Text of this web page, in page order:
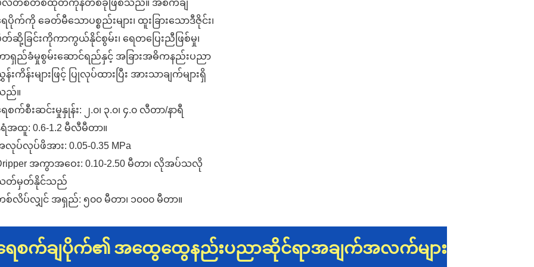
လတ်စတစ်ထုတ်ကုန်တစ်ခုဖြစ်သည်။ အစက်ချ
ပိုက်ကို ခေတ်မီသောပစ္စည်းများ၊ ထူးခြားသောဒီဇိုင်း၊
တ်ဆို့ခြင်းကိုကာကွယ်နိုင်စွမ်း၊ ရေတပြေးညီဖြစ်မှု၊
ာရှည်ခံမှုစွမ်းဆောင်ရည်နှင့် အခြားအဓိကနည်းပညာ
းကိန်းများဖြင့် ပြုလုပ်ထားပြီး အားသာချက်များရှိ
ည်။
စက်စီးဆင်းမှုနှုန်း: ၂.၀၊ ၃.၀၊ ၄.၀ လီတာ/နာရီ
ရံအထူ: 0.6-1.2 မီလီမီတာ။
လုပ်လုပ်ဖိအား: 0.05-0.35 MPa
အကွာအဝေး: 0.10-2.50 မီတာ၊ လိုအပ်သလို
တ်မှတ်နိုင်သည်
စ်လိပ်လျှင် အရှည်: ၅၀၀ မီတာ၊ ၁၀၀၀ မီတာ။
ေစက်ချပိုက်၏ အထွေထွေနည်းပညာဆိုင်ရာအချက်အလက်များ